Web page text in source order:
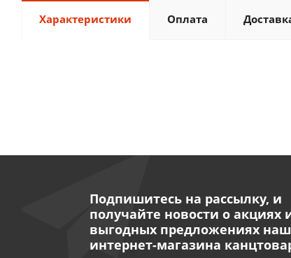
Характеристики Оплата
Подпишитесь на рассылку, и
получайте новости о акциях
выгодных предложениях
интернет-магазина